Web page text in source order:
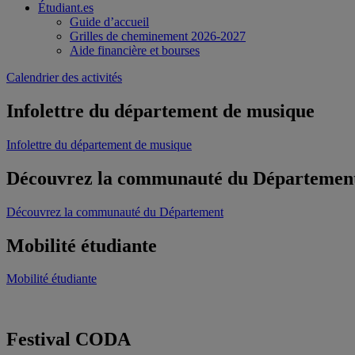
Étudiant.es
Guide d’accueil
Grilles de cheminement 2026-2027
Aide financière et bourses
Calendrier des activités
Infolettre du département de musique
Infolettre du département de musique
Découvrez la communauté du
Découvrez la communauté du Département
Mobilité étudiante
Mobilité étudiante
Festival CODA